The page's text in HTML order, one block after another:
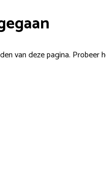
van deze pagina. Probeer